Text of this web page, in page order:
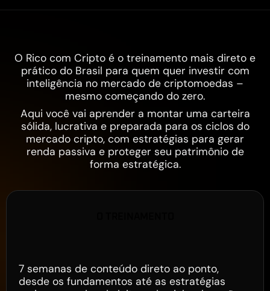
O Rico com Cripto é o treinamento mais direto e
prático do Brasil para quem quer investir com
inteligência no mercado de criptomoedas –
mesmo começando do zero.
Aqui você vai aprender a montar uma carteira
sólida, lucrativa e preparada para os ciclos do
mercado cripto, com estratégias para gerar
renda passiva e proteger seu patrimônio de
forma estratégica.
7 semanas de conteúdo direto ao ponto,
desde os fundamentos até as estratégias